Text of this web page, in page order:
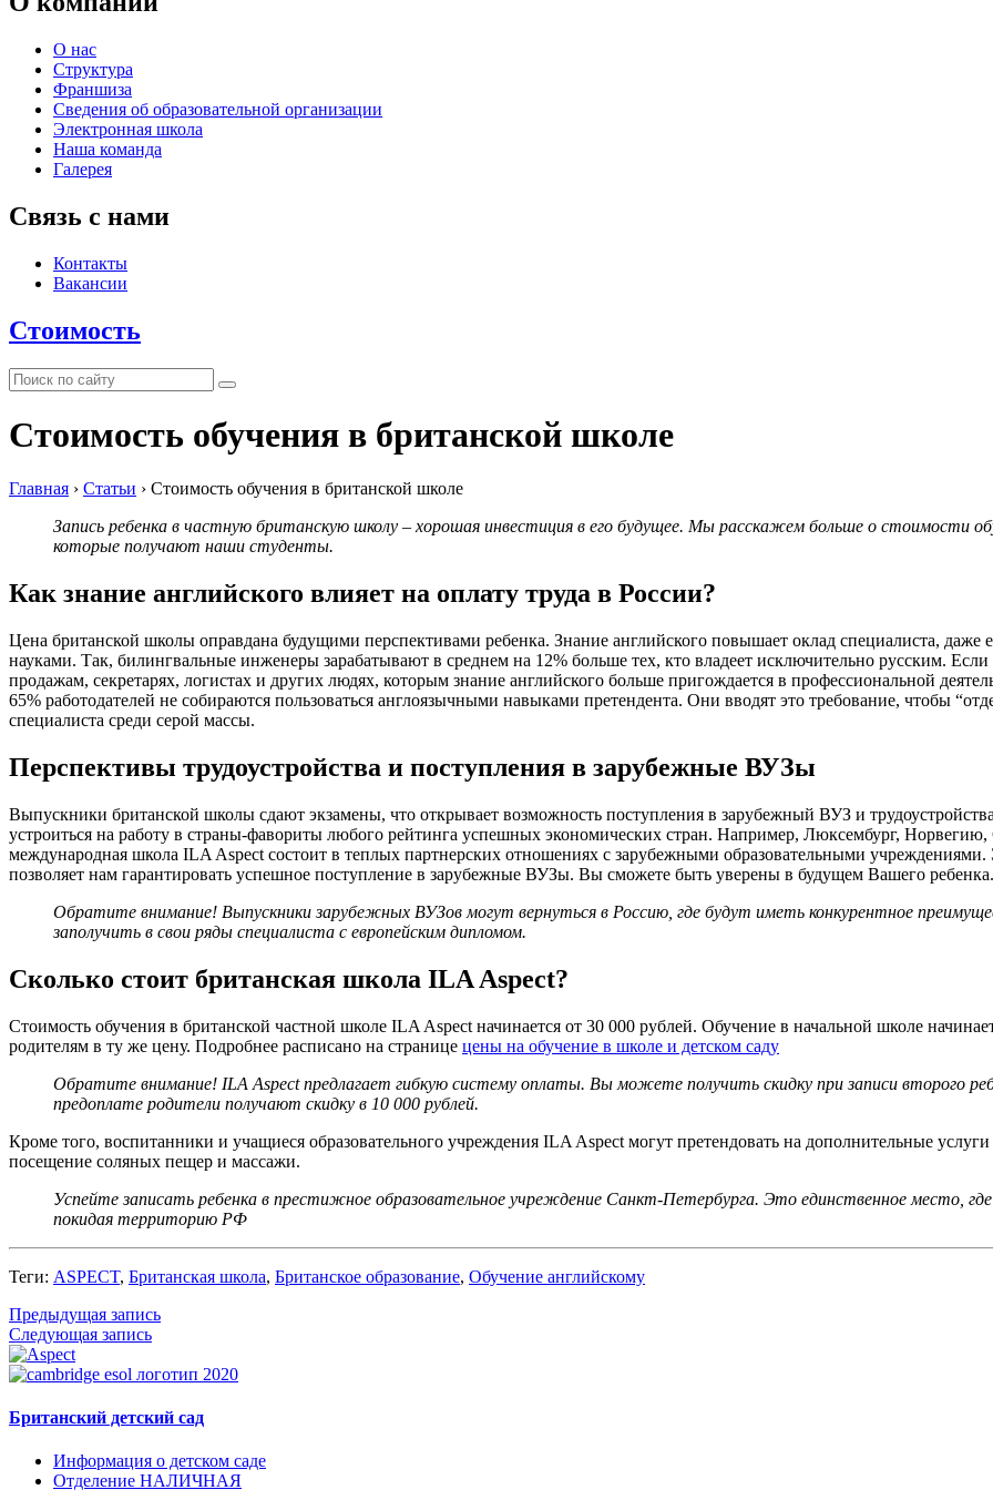
О нас
Структура
Франшиза
Сведения об образовательной организации
Электронная школа
Наша команда
Галерея
Связь с нами
Контакты
Вакансии
Стоимость
Стоимость обучения в британской школе
Главная › Статьи › Стоимость обучения в британской школе
Запись ребенка в частную британскую школу – хорошая инвестиция в его будущее. Мы расскажем больше о стоимости
которые получают наши студенты.
Как знание английского влияет на оплату труда в России?
Цена британской школы оправдана будущими перспективами ребенка. Знание английского повышает оклад специалиста, даже
науками. Так, билингвальные инженеры зарабатывают в среднем на 12% больше тех, кто владеет исключительно русским. Если
продажам, секретарях, логистах и других людях, которым знание английского больше пригождается в профессиональной
65% работодателей не собираются пользоваться англоязычными навыками претендента. Они вводят это требование, чтобы
специалиста среди серой массы.
Перспективы трудоустройства и поступления в зарубежные ВУЗы
Выпускники британской школы сдают экзамены, что открывает возможность поступления в зарубежный ВУЗ и
устроиться на работу в страны-фавориты любого рейтинга успешных экономических стран. Например, Люксембург,
международная школа ILA Aspect состоит в теплых партнерских отношениях с зарубежными образовательными
позволяет нам гарантировать успешное поступление в зарубежные ВУЗы. Вы сможете быть уверены в будущем Вашего ребенка.
Обратите внимание! Выпускники зарубежных ВУЗов могут вернуться в Россию, где будут иметь конкурентное
заполучить в свои ряды специалиста с европейским дипломом.
Сколько стоит британская школа ILA Aspect?
Стоимость обучения в британской частной школе ILA Aspect начинается от 30 000 рублей. Обучение в начальной школе
родителям в ту же цену. Подробнее расписано на странице цены на обучение в школе и детском саду
Обратите внимание! ILA Aspect предлагает гибкую систему оплаты. Вы можете получить скидку при записи второго
предоплате родители получают скидку в 10 000 рублей.
Кроме того, воспитанники и учащиеся образовательного учреждения ILA Aspect могут претендовать на дополнительные
посещение соляных пещер и массажи.
Успейте записать ребенка в престижное образовательное учреждение Санкт-Петербурга. Это единственное место,
покидая территорию РФ
Теги: ASPECT, Британская школа, Британское образование, Обучение английскому
Предыдущая запись
Следующая запись
Британский детский сад
Информация о детском саде
Отделение НАЛИЧНАЯ